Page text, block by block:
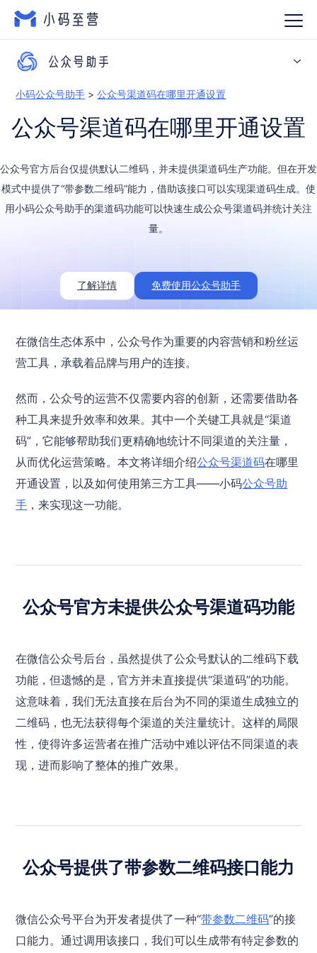
渠道码
消息推送
自定义菜单
小码公众号助手 >公众号渠道码在哪里开通设置
公众号渠道码在哪里开通设置
公众号官方后台仅提供默认二维码，并未提供渠道码生产功能。但在开发
模式中提供了“带参数二维码”能力，借助该接口可以实现渠道码生成。使
用小码公众号助手的渠道码功能可以快速生成公众号渠道码并统计关注
量。
了解详情 免费使用公众号助手
在微信生态体系中，公众号作为重要的内容营销和粉丝运
营工具，承载着品牌与用户的连接。
然而，公众号的运营不仅需要内容的创新，还需要借助各
种工具来提升效率和效果。其中一个关键工具就是“渠道
码”，它能够帮助我们更精确地统计不同渠道的关注量，
从而优化运营策略。本文将详细介绍公众号渠道码在哪里
开通设置，以及如何使用第三方工具——小码公众号助
手 ，来实现这一功能。
公众号官方未提供公众号渠道码功能
在微信公众号后台，虽然提供了公众号默认的二维码下载
功能，但遗憾的是，官方并未直接提供“渠道码”的功能。
这意味着，我们无法直接在后台为不同的渠道生成独立的
二维码，也无法获得每个渠道的关注量统计。这样的局限
性，使得许多运营者在推广活动中难以评估不同渠道的表
现，进而影响了整体的推广效果。
公众号提供了带参数二维码接口能力
微信公众号平台为开发者提供了一种“带参数二维码”的接
口能力。通过调用该接口，我们可以生成带有特定参数的